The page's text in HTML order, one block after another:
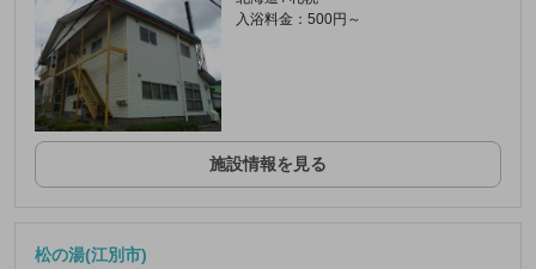
入浴料金：500円～
施設情報を見る
松の湯(江別市)